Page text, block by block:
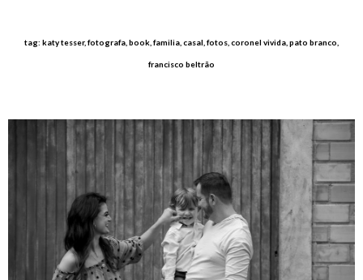
tag: katy tesser, fotografa, book, familia, casal, fotos, coronel vivida, pato branco,
francisco beltrão